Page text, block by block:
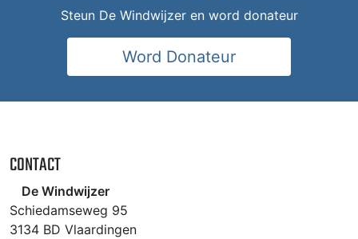
Steun De Windwijzer en word donateur
Word Donateur
CONTACT
De Windwijzer
Schiedamseweg 95
3134 BD Vlaardingen